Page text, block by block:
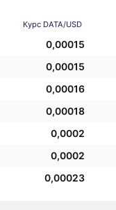
Курс DATA/USD
0,00015
0,00015
0,00016
0,00018
0,0002
0,0002
0,00023